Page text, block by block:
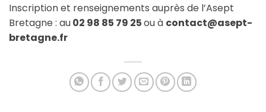
Inscription et renseignements auprès de l’Asept
Bretagne : au02 98 85 79 25ou à contact@asept-
bretagne.fr